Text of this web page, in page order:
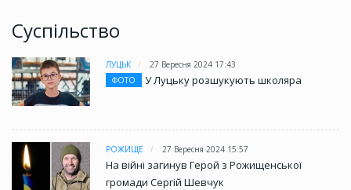
Суспільство
ЛУЦЬК
27 Вересня 2024 17:43
ФОТО
У Луцьку розшукують школяра
РОЖИЩЕ 27 Вересня 2024 15:57
На війні загинув Герой з Рожищенської
громади Сергій Шевчук